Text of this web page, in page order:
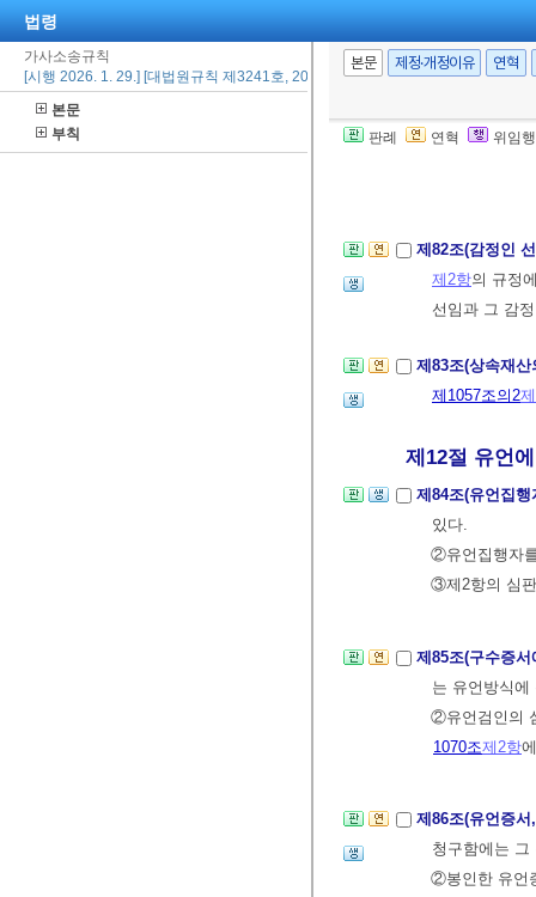
법령
가사소송규칙
[시행 2026. 1. 29.] [대법원규칙 제3241호, 2026. 1. 29., 일부개정]
본문
부칙
본문 제정·개정이유 연혁
판례 연혁 위임
2006. 3. 23.>
2. 상속인은
제82조(감정인
제2항의 규정
선임과 그 감
제83조(상속재
제1057조의2
제12절 유언에
제84조(유언집
있다.
②유언집행자
③제2항의 심
제85조(구수증
는 유언방식
②유언검인의
1070조제2항
제86조(유언증
청구함에는
②봉인한 유언